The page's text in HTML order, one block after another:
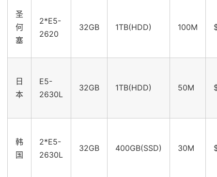
圣
何
塞
2*E5-
2620
32GB 1TB(HDD) 100M
日
本
E5-
2630L
32GB 1TB(HDD) 50M
韩
国
2*E5-
2630L
32GB 400GB(SSD) 30M